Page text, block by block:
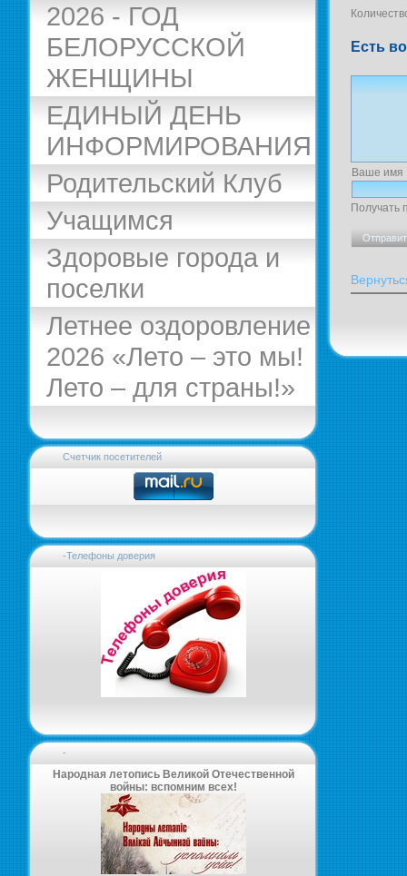
2026 - ГОД
БЕЛОРУССКОЙ
ЖЕНЩИНЫ
ЕДИНЫЙ ДЕНЬ
ИНФОРМИРОВАНИЯ
Родительский Клуб
Учащимся
Здоровые города и
поселки
Летнее оздоровление
2026 «Лето – это мы!
Лето – для страны!»
Счетчик посетителей
-Телефоны доверия
-
Народная летопись Великой Отечественной
войны: вспомним всех!
Есть
Ваше имя
Получать